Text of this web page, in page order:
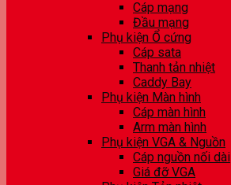
Cáp mạng
Đầu mạng
Phụ kiện Ổ cứng
Cáp sata
Thanh tản nhiệt
Caddy Bay
Phụ kiện Màn hình
Cáp màn hình
Arm màn hình
Phụ kiện VGA & Nguồn
Cáp nguồn nối dài
Giá đỡ VGA